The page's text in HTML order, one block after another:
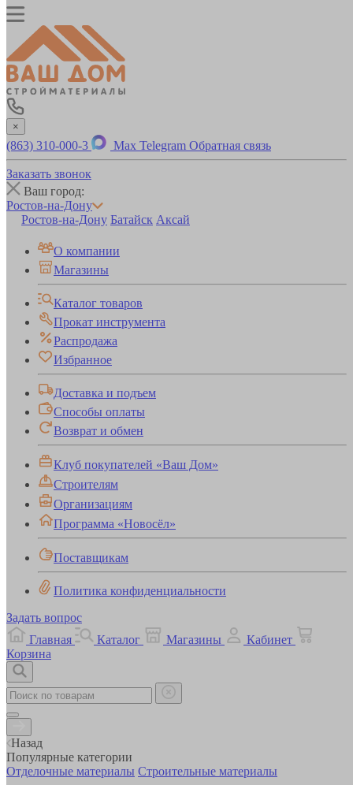
×
(863) 310-000-3 Max Telegram Обратная связь
Заказать звонок
Ваш город:
Ростов-на-Дону
Ростов-на-Дону Батайск Аксай
О компании
Магазины
Каталог товаров
Прокат инструмента
Распродажа
Избранное
Доставка и подъем
Способы оплаты
Возврат и обмен
Клуб покупателей «Ваш Дом»
Строителям
Организациям
Программа «Новосёл»
Поставщикам
Политика конфиденциальности
Задать вопрос
Главная
Каталог Магазины
Кабинет
Корзина
Назад
Популярные категории
Отделочные материалы Строительные материалы